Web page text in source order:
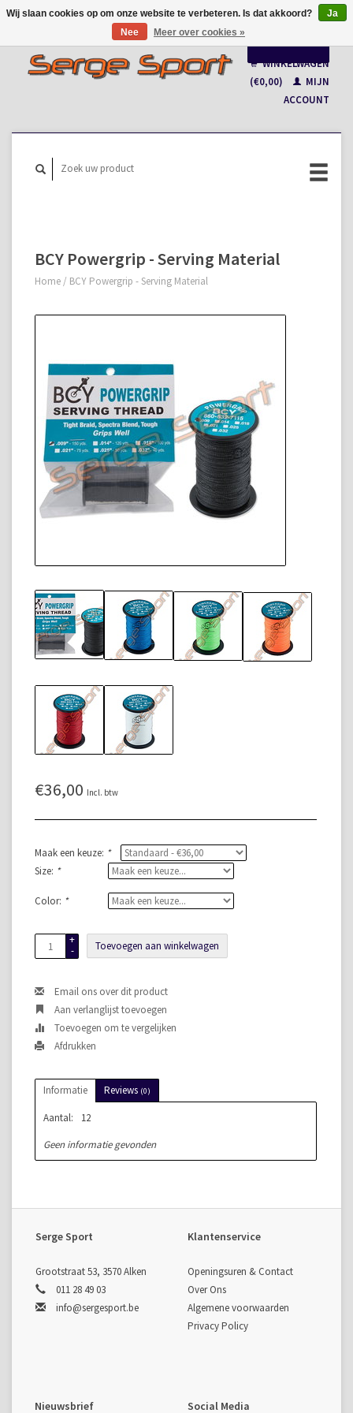
Français
WINKELWAGEN
(€0,00)
MIJN
ACCOUNT
BCY Powergrip - Serving Material
Home / BCY Powergrip - Serving Material
€36,00 Incl. btw
Maak een keuze: *
Size: *
Color: *
+
-
Toevoegen aan winkelwagen
Email ons over dit product
Aan verlanglijst toevoegen
Toevoegen om te vergelijken
Afdrukken
Informatie Reviews (0)
Aantal:
12
Geen informatie gevonden
Serge Sport
Grootstraat 53, 3570 Alken
011 28 49 03
info@sergesport.be
Klantenservice
Openingsuren & Contact
Over Ons
Algemene voorwaarden
Privacy Policy
Nieuwsbrief Social Media
Wij slaan cookies op om onze website te verbeteren. Is dat akkoord?
Ja
Nee
Meer over cookies »